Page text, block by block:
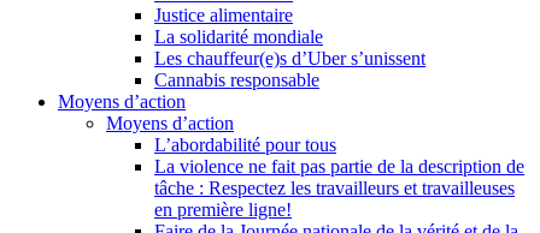
Justice alimentaire
La solidarité mondiale
Les chauffeur(e)s d’Uber s’unissent
Cannabis responsable
Moyens d’action
Moyens d’action
L’abordabilité pour tous
La violence ne fait pas partie de la description de
tâche : Respectez les travailleurs et travailleuses
en première ligne!